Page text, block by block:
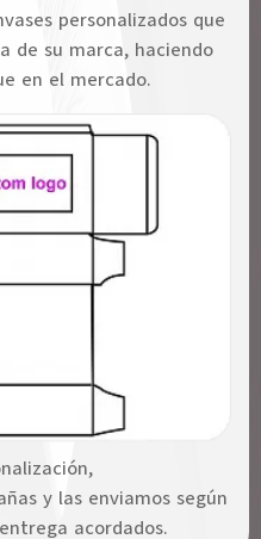
personalizados que
de su marca, haciendo
en el mercado.
y las enviamos según
acordados.